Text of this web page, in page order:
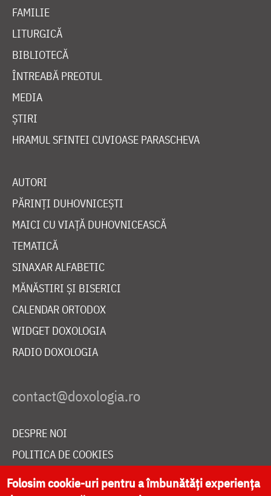
FAMILIE
LITURGICĂ
BIBLIOTECĂ
ÎNTREABĂ PREOTUL
MEDIA
ȘTIRI
HRAMUL SFINTEI CUVIOASE PARASCHEVA
AUTORI
PĂRINȚI DUHOVNICEȘTI
MAICI CU VIAȚĂ DUHOVNICEASCĂ
TEMATICĂ
SINAXAR ALFABETIC
MĂNĂSTIRI ȘI BISERICI
CALENDAR ORTODOX
WIDGET DOXOLOGIA
RADIO DOXOLOGIA
DESPRE NOI
POLITICA DE COOKIES
DONEAZĂ ONLINE PENTRU CATEDRALA NAȚIONALĂ
Folosim cookie-uri pentru a îmbunătăți experiența